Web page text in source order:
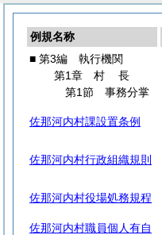
例規名称
■ 第3編 執行機関
第1章 村長
第1節 事務分掌
佐那河内村課設置条例
佐那河内村行政組織規則
佐那河内村役場処務規程
佐那河内村職員個人有自